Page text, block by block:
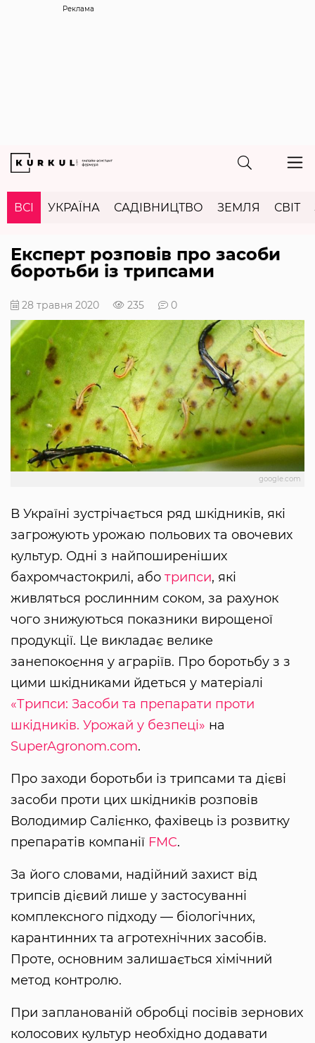
Реклама
ВСІ УКРАЇНА САДІВНИЦТВО ЗЕМЛЯ СВІТ
Експерт розповів про засоби
боротьби із трипсами
28 травня 2020 235 0
google.com
В Україні зустрічається ряд шкідників, які
загрожують урожаю польових та овочевих
культур. Одні з найпоширеніших
бахромчастокрилі, або трипси, які
живляться рослинним соком, за рахунок
чого знижуються показники вирощеної
продукції. Це викладає велике
занепокоєння у аграріїв. Про боротьбу з з
цими шкідниками йдеться у матеріалі
«Трипси: Засоби та препарати проти
шкідників. Урожай у безпеці» на
SuperAgronom.com.
Про заходи боротьби із трипсами та дієві
засоби проти цих шкідників розповів
Володимир Салієнко, фахівець із розвитку
препаратів компанії FMC.
За його словами, надійний захист від
трипсів дієвий лише у застосуванні
комплексного підходу — біологічних,
карантинних та агротехнічних засобів.
Проте, основним залишається хімічний
метод контролю.
При запланованій обробці посівів зернових
колосових культур необхідно додавати